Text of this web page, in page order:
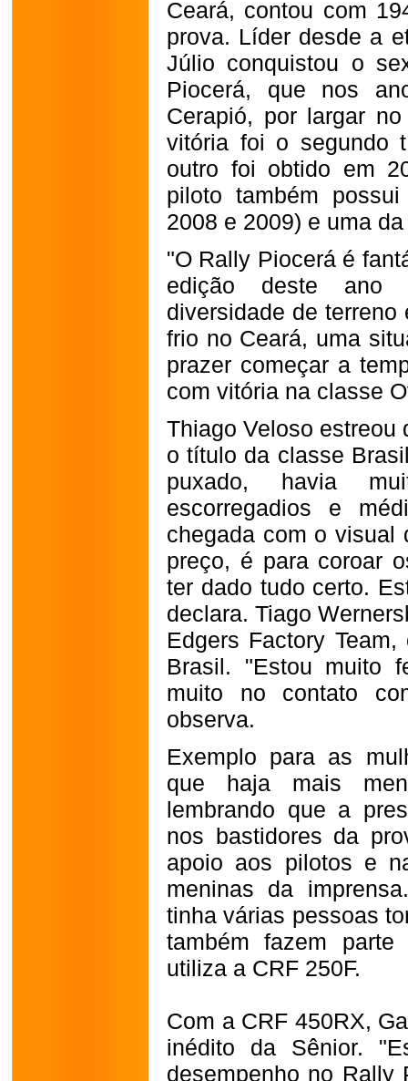
Ceará, contou com
prova. Líder desde a
Júlio conquistou o
Piocerá, que nos
Cerapió, por largar
vitória foi o segundo
outro foi obtido em
piloto também
2008 e 2009) e uma
"O Rally Piocerá é
edição deste ano
diversidade de
frio no Ceará, uma
prazer começar a
com vitória na classe
Thiago Veloso estreou
o título da classe
puxado, havia
escorregadios e
chegada com o visual
preço, é para coroar
ter dado tudo certo.
declara. Tiago
Edgers Factory
Brasil. "Estou muito
muito no contato
observa.
Exemplo para as
que haja mais
lembrando que a
nos bastidores da
apoio aos pilotos e
meninas da
tinha várias pessoas
também fazem
utiliza a CRF 250F.
Com a CRF 450RX,
inédito da Sênior.
desempenho no Rally